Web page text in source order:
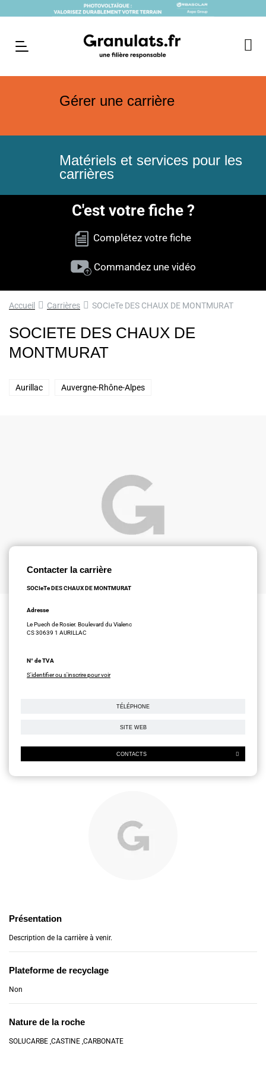
Gérer une carrière
Matériels et services pour les
carrières
C'est votre fiche ?
Complétez votre fiche
Commandez une vidéo
Accueil Carrières SOCIeTe DES CHAUX DE MONTMURAT
SOCIETE DES CHAUX DE
MONTMURAT
Aurillac Auvergne-Rhône-Alpes
Contacter la carrière
SOCIeTe DES CHAUX DE MONTMURAT
Adresse
Le Puech de Rosier. Boulevard du Vialenc
CS 30639 1 AURILLAC
N° de TVA
S'identifier ou s'inscrire pour voir
TÉLÉPHONE
SITE WEB
CONTACTS
Présentation
Description de la carrière à venir.
Plateforme de recyclage
Non
Nature de la roche
SOLUCARBE ,CASTINE ,CARBONATE